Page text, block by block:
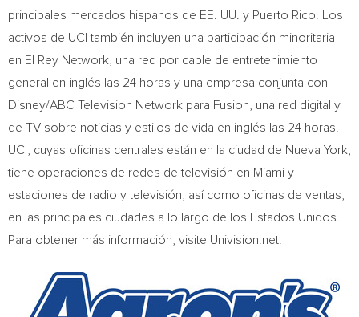
principales mercados hispanos de EE. UU. y Puerto Rico . Los
activos de UCI también incluyen una participación minoritaria
en El Rey Network, una red por cable de entretenimiento
general en inglés las 24 horas y una empresa conjunta con
Disney/ABC Television Network para Fusion, una red digital y
de TV sobre noticias y estilos de vida en inglés las 24 horas.
UCI, cuyas oficinas centrales están en la ciudad de Nueva York
tiene operaciones de redes de televisión en Miami y
estaciones de radio y televisión, así como oficinas de ventas,
en las principales ciudades a lo largo de los Estados Unidos.
Para obtener más información, visite Univision.net.